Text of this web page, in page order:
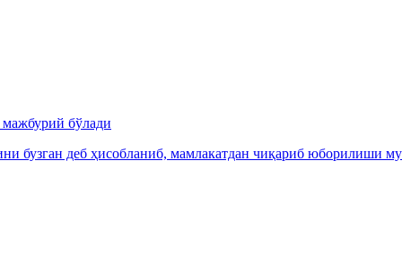
мажбурий бўлади
бузган деб ҳисобланиб, мамлакатдан чиқариб юборилиши